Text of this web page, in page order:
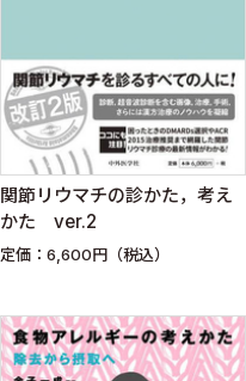
関節リウマチの診かた，考え
かた ver.2
定価：6,600円（税込）